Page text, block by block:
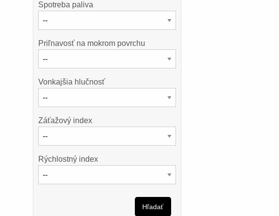
Spotreba paliva
Priľnavosť na mokrom povrchu
Vonkajšia hlučnosť
Záťažový index
Rýchlostný index
Hľadať